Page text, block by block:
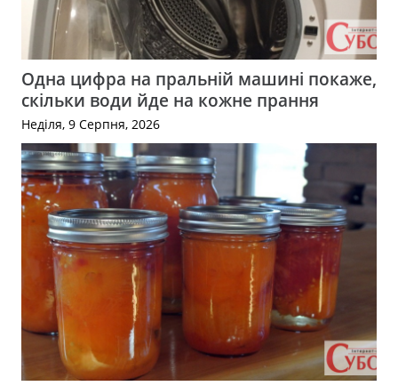
Одна цифра на пральній машині покаже,
скільки води йде на кожне прання
Неділя, 9 Серпня, 2026